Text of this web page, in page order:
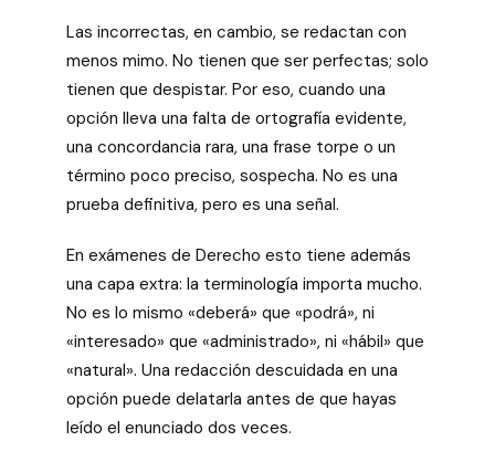
Las incorrectas, en cambio, se redactan con
menos mimo. No tienen que ser perfectas; solo
tienen que despistar. Por eso, cuando una
opción lleva una falta de ortografía evidente,
una concordancia rara, una frase torpe o un
término poco preciso, sospecha. No es una
prueba definitiva, pero es una señal.
En exámenes de Derecho esto tiene además
una capa extra: la terminología importa mucho.
No es lo mismo «deberá» que «podrá», ni
«interesado» que «administrado», ni «hábil» que
«natural». Una redacción descuidada en una
opción puede delatarla antes de que hayas
leído el enunciado dos veces.